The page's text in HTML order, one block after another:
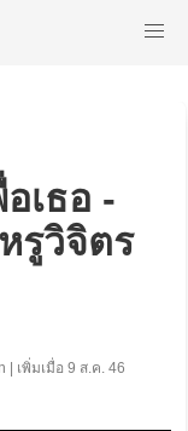
เธอ -
รูวิจิตร
| เพิ่มเมื่อ 9 ส.ค. 46